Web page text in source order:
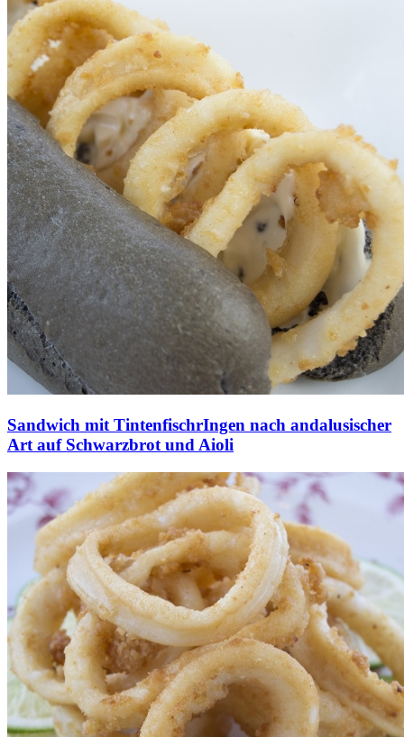
Sandwich mit TintenfischrIngen nach andalusischer
Art auf Schwarzbrot und Aioli